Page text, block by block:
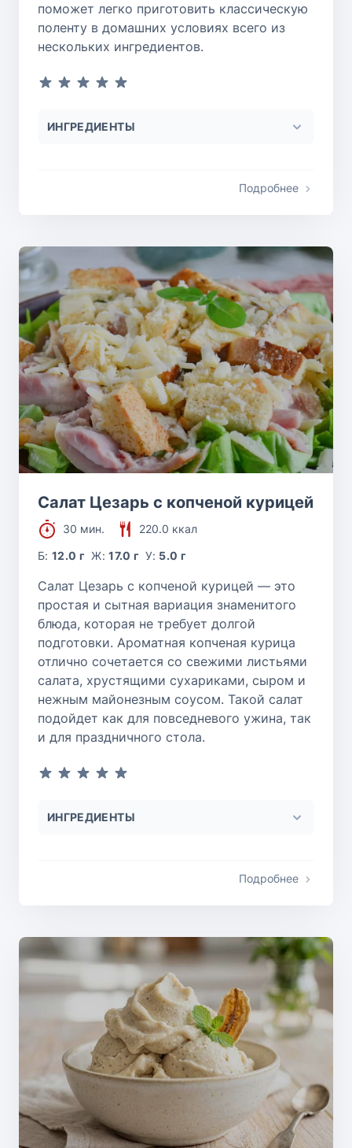
поможет легко приготовить классическую
поленту в домашних условиях всего из
нескольких ингредиентов.
ИНГРЕДИЕНТЫ
Подробнее
Салат Цезарь с копченой курицей
30 мин.
220.0 ккал
Б:12.0 г Ж:17.0 г У: 5.0 г
Салат Цезарь с копченой курицей — это
простая и сытная вариация знаменитого
блюда, которая не требует долгой
подготовки. Ароматная копченая курица
отлично сочетается со свежими листьями
салата, хрустящими сухариками, сыром и
нежным майонезным соусом. Такой салат
подойдет как для повседневого ужина, так
и для праздничного стола.
ИНГРЕДИЕНТЫ
Подробнее